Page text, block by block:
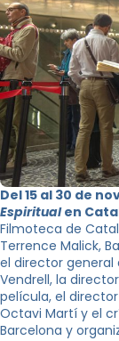
Del 15 al 30 de
Espiritualen
Filmoteca de
Terrence Malick,
el director general
Vendrell, la
película, el
Octavi Martí y el
Barcelona y